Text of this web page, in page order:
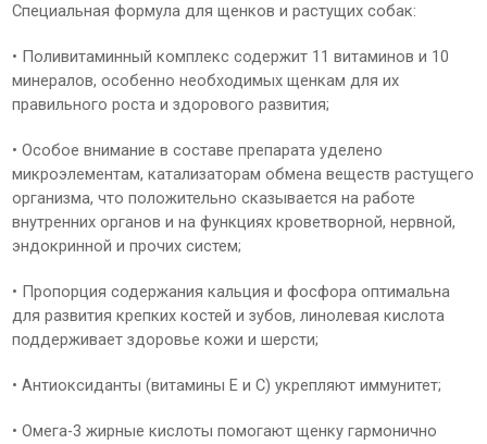
Специальная формула для щенков и растущих собак:
• Поливитаминный комплекс содержит 11 витаминов и 10
минералов, особенно необходимых щенкам для их
правильного роста и здорового развития;
• Особое внимание в составе препарата уделено
микроэлементам, катализаторам обмена веществ растущего
организма, что положительно сказывается на работе
внутренних органов и на функциях кроветворной, нервной,
эндокринной и прочих систем;
• Пропорция содержания кальция и фосфора оптимальна
для развития крепких костей и зубов, линолевая кислота
поддерживает здоровье кожи и шерсти;
• Антиоксиданты (витамины Е и С) укрепляют иммунитет;
• Омега-3 жирные кислоты помогают щенку гармонично